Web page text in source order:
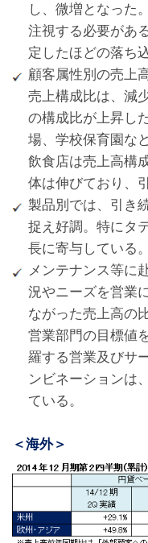
し、微増となった
注視する必要があ
定したほどの落ち
顧客属性別の売上
売上構成比は、減
の構成比が上昇し
場、学校保育園な
飲食店は売上高構
体は伸びており、
製品別では、引き
捉え好調。特にタ
長に寄与している。
メンテナンス等に
況やニーズを営業
ながった売上高の
営業部門の目標値
羅する営業及びサ
ンビネーションは
ている。
＜海外＞